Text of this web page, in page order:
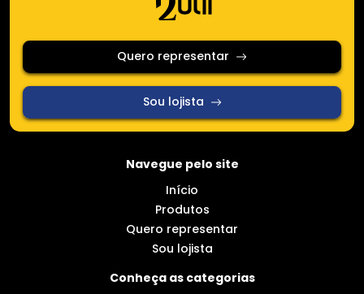
Quero representar
Sou lojista
Navegue pelo site
Início
Produtos
Quero representar
Sou lojista
Conheça as categorias